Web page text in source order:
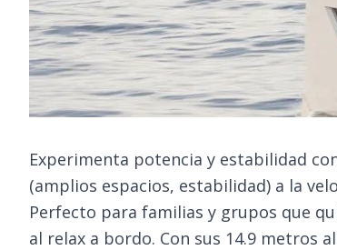
Experimenta potencia y estabilidad
(amplios espacios, estabilidad) a la
Perfecto para familias y grupos que
al relax a bordo. Con sus 14.9 metros